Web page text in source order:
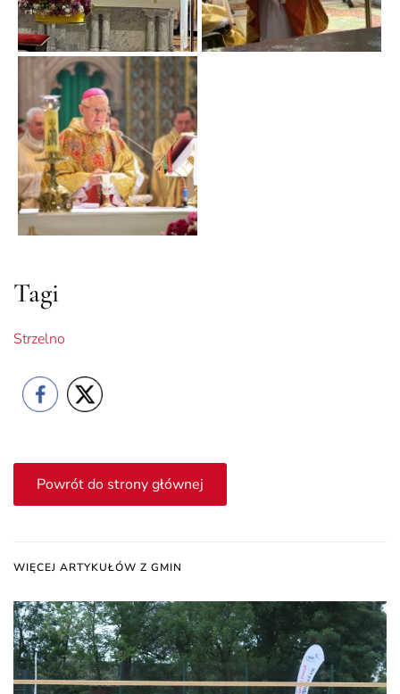
Tagi
Strzelno
Powrót do strony głównej
WIĘCEJ ARTYKUŁÓW Z GMIN